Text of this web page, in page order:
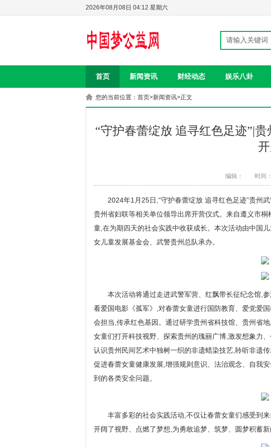
2026年08月08日 04:12 星期六
首页 新闻资讯 财经动态 娱乐八卦
您的当前位置： 首页>新闻资讯>正文
“守护春蕾绽放 追寻红色足迹”|
编辑： 时间
2024年1月25日,“守护春蕾绽放 追寻红色足迹”贵州
贵州省妇联等相关单位领导出席开营仪式。来自遵义市
童,在为期四天的社会实践中收获成长。本次活动由中国
女儿童发展基金会、武警贵州总队承办。
本次活动将通过走进武警军营、红飘带长征纪念馆,
看爱国电影《孤军》,对春蕾女童进行国防教育、爱党爱
会担当,传承红色基因。通过研学贵州省科技馆、贵州省
女童们打开科技视野、探索贵州的瑰丽广博,激发想象力
认识贵州民间艺术中独树一织的非遗蜡染技艺,聆听非遗
促进春蕾女童健康发展,增强规则意识、法治观念、自我
到的各类安全问题。
丰富多彩的社会实践活动,不仅让春蕾女童们感受到
开阔了视野、点燃了梦想,为勇敢追梦、筑梦、圆梦积蓄新